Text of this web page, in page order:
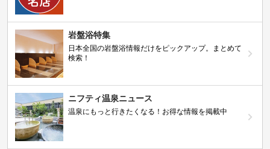
岩盤浴特集
日本全国の岩盤浴情報だけをピックアップ。まとめて
検索！
ニフティ温泉ニュース
温泉にもっと行きたくなる！お得な情報を掲載中